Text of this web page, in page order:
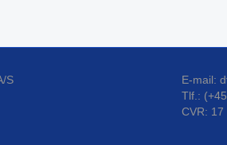
S
E-mail:
Tlf.:
CVR: